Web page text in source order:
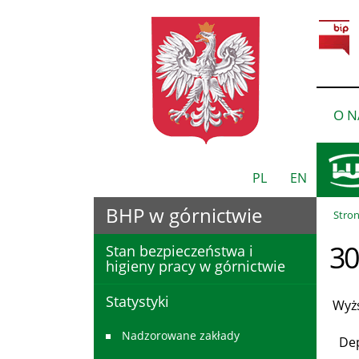
PL EN
O
BHP w górnictwie
Stan bezpieczeństwa i
higieny pracy w górnictwie
Statystyki
Nadzorowane zakłady